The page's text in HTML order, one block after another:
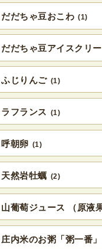
だだちゃ豆おこわ (1)
だだちゃ豆アイスクリ
ふじりんご (1)
ラフランス (1)
呼朝卵 (1)
天然岩牡蠣 (2)
山葡萄ジュース （原液
庄内米のお粥「粥一番」